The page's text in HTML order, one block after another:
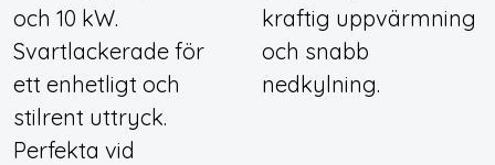
och 10 kW.
Svartlackerade för
ett enhetligt och
stilrent uttryck.
Perfekta vid
kraftig uppvärmning
och snabb
nedkylning.